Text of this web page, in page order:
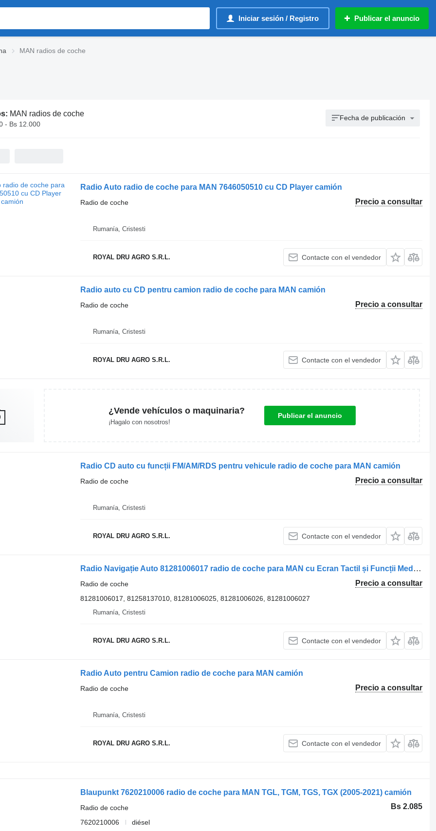
Iniciar sesión / Registro Publicar el anuncio
MAN radios de coche
MAN radios de coche
- Bs 12.000
Fecha de publicación
Radio Auto radio de coche para MAN 7646050510 cu CD Player camión
Precio a consultar
Radio de coche
Rumanía, Cristesti
ROYAL DRU AGRO S.R.L. Contacte con el vendedor
Radio auto cu CD pentru camion radio de coche para MAN camión
Precio a consultar
Radio de coche
Rumanía, Cristesti
ROYAL DRU AGRO S.R.L. Contacte con el vendedor
¿Vende vehículos o maquinaria?
¡Hagalo con nosotros!
Publicar el anuncio
Radio CD auto cu funcții FM/AM/RDS pentru vehicule radio de coche para MAN camión
Precio a consultar
Radio de coche
Rumanía, Cristesti
ROYAL DRU AGRO S.R.L. Contacte con el vendedor
Radio Navigație Auto 81281006017 radio de coche para MAN cu Ecran Tactil și Funcții Media camión
Precio a consultar
Radio de coche
81281006017, 81258137010, 81281006025, 81281006026, 81281006027
Rumanía, Cristesti
ROYAL DRU AGRO S.R.L. Contacte con el vendedor
Radio Auto pentru Camion radio de coche para MAN camión
Precio a consultar
Radio de coche
Rumanía, Cristesti
ROYAL DRU AGRO S.R.L. Contacte con el vendedor
Blaupunkt 7620210006 radio de coche para MAN TGL, TGM, TGS, TGX (2005-2021) camión
Bs 2.085
Radio de coche
7620210006
diésel